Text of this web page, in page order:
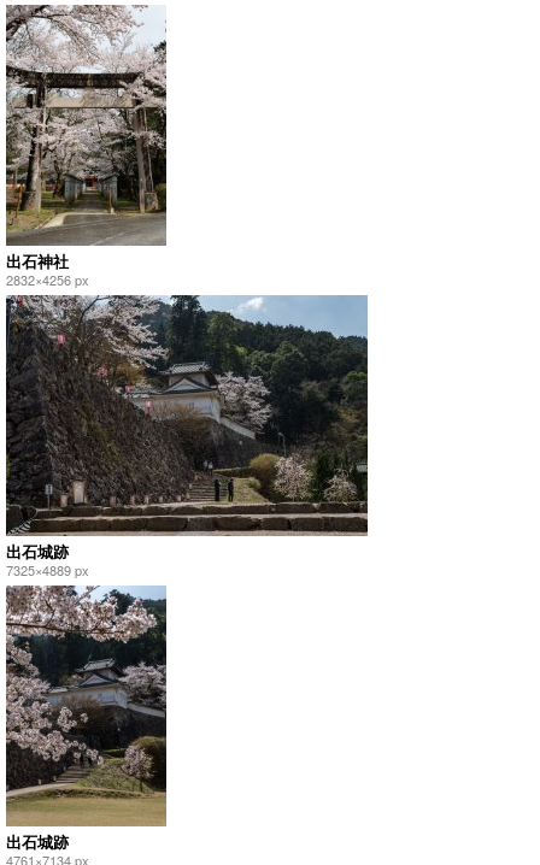
出石神社
2832×4256 px
出石城跡
7325×4889 px
出石城跡
4761×7134 px